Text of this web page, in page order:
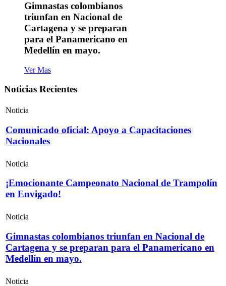
Gimnastas colombianos
triunfan en Nacional de
Cartagena y se preparan
para el Panamericano en
Medellín en mayo.
Ver Mas
Noticias Recientes
Noticia
Comunicado oficial: Apoyo a Capacitaciones
Nacionales
Noticia
¡Emocionante Campeonato Nacional de Trampolín
en Envigado!
Noticia
Gimnastas colombianos triunfan en Nacional de
Cartagena y se preparan para el Panamericano en
Medellín en mayo.
Noticia